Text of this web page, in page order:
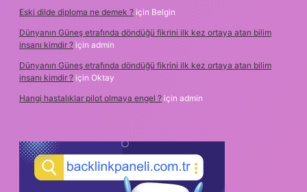
Eski dilde diploma ne demek ? için Belgin
Dünyanın Güneş etrafında döndüğü fikrini ilk kez ortaya atan bilim
insanı kimdir ? için admin
Dünyanın Güneş etrafında döndüğü fikrini ilk kez ortaya atan bilim
insanı kimdir ? için Oktay
Hangi hastalıklar pilot olmaya engel ? için admin